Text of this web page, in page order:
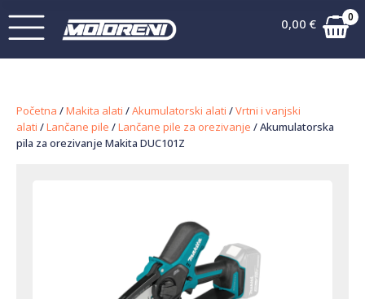
0,00 € 0
Početna /Makita alati /Akumulatorski alati /Vrtni i vanjski
alati /Lančane pile /Lančane pile za orezivanje / Akumulatorska
pila za orezivanje Makita DUC101Z